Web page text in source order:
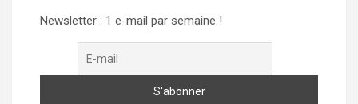
Newsletter : 1 e-mail par semaine !